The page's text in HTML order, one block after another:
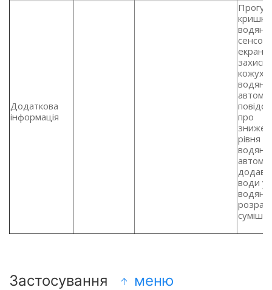
Додаткова
інформація
кришка
екран,
кожух
про
рівня
водяній
води у
Застосування меню